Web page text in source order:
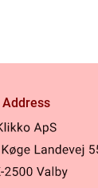
Address